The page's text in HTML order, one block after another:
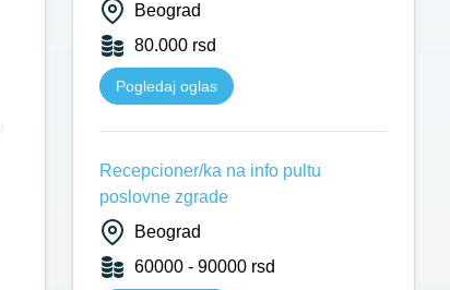
Beograd
80.000 rsd
Pogledaj oglas
Recepcioner/ka na info pultu
poslovne zgrade
Beograd
60000 - 90000 rsd